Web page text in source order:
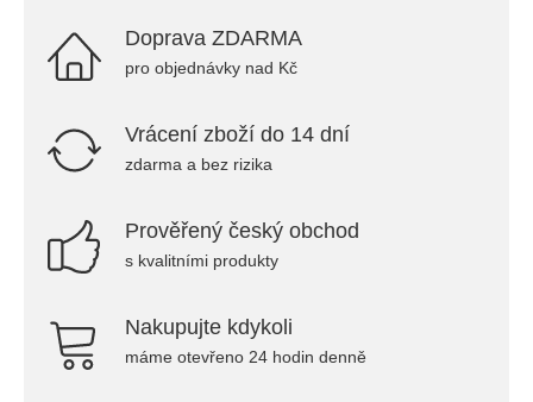
Doprava ZDARMA
pro objednávky nad Kč
Vrácení zboží do 14 dní
zdarma a bez rizika
Prověřený český obchod
s kvalitními produkty
Nakupujte kdykoli
máme otevřeno 24 hodin denně